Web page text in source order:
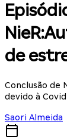
de
Conclusão de
devido à
Saori Almeida